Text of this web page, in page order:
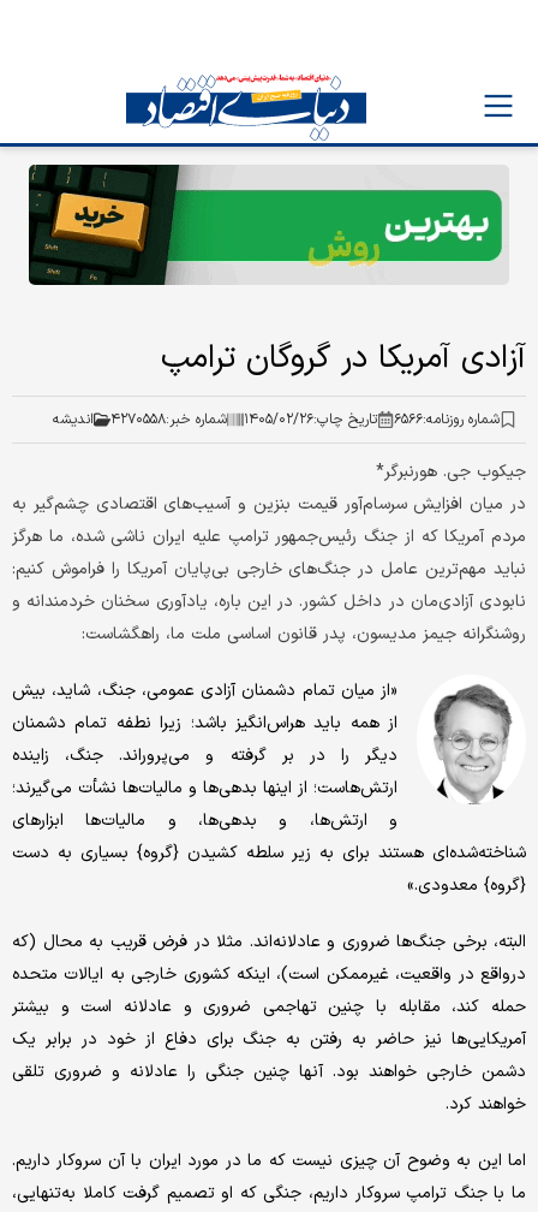
آزادی آمریکا در گروگان ترامپ
شماره روزنامه:۶۵۶۶ تاریخ چاپ:۱۴۰۵/۰۲/۲۶ شماره خبر:۴۲۷۰۵۵۸ اندیشه
جیکوب جی. هورنبرگر*
در میان افزایش سرسام‌آور قیمت بنزین و آسیب‌های اقتصادی چشم‌گیر به
مردم آمریکا که از جنگ رئیس‌جمهور ترامپ علیه ایران ناشی شده، ما هرگز
نباید مهم‌ترین عامل در جنگ‌های خارجی بی‌پایان آمریکا را فراموش کنیم:
نابودی آزادی‌مان در داخل کشور. در این باره، یادآوری سخنان خردمندانه و
روشنگرانه جیمز مدیسون، پدر قانون اساسی ملت ما، راهگشاست:
«از میان تمام دشمنان آزادی عمومی، جنگ، شاید، بیش
از همه باید هراس‌انگیز باشد؛ زیرا نطفه تمام دشمنان
دیگر را در بر گرفته و می‌پروراند. جنگ، زاینده
ارتش‌هاست؛ از اینها بدهی‌ها و مالیات‌ها نشأت می‌گیرند؛
و ارتش‌ها، و بدهی‌ها، و مالیات‌ها ابزارهای
شناخته‌شده‌ای هستند برای به زیر سلطه کشیدن {گروه} بسیاری به دست
{گروه} معدودی.»
البته، برخی جنگ‌ها ضروری و عادلانه‌اند. مثلا در فرض قریب به محال (که
درواقع در واقعیت، غیرممکن است)، اینکه کشوری خارجی به ایالات متحده
حمله کند، مقابله با چنین تهاجمی ضروری و عادلانه است و بیشتر
آمریکایی‌ها نیز حاضر به رفتن به جنگ برای دفاع از خود در برابر یک
دشمن خارجی خواهند بود. آنها چنین جنگی را عادلانه و ضروری تلقی
خواهند کرد.
اما این به وضوح آن چیزی نیست که ما در مورد ایران با آن سروکار داریم.
ما با جنگ ترامپ سروکار داریم، جنگی که او تصمیم گرفت کاملا به‌تنهایی،